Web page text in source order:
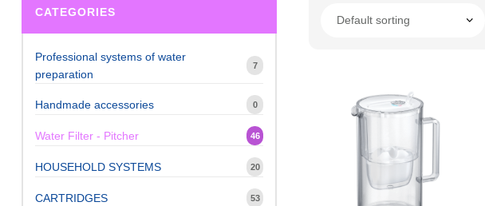
CATEGORIES
Professional systems of water
preparation
7
Handmade accessories 0
Water Filter - Pitcher 46
HOUSEHOLD SYSTEMS 20
CARTRIDGES 53